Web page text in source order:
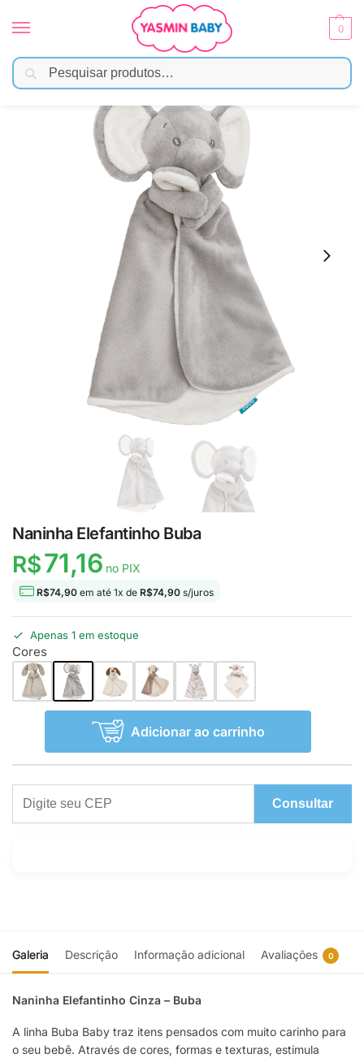
0
Início Brinquedos / Naninhas / Naninha Elefantinho Buba
Naninha Elefantinho Buba
R$71,16 no PIX
R$74,90 em até 1x de R$74,90 s/juros
Apenas 1 em estoque
Cores
Adicionar ao carrinho
Consultar
Galeria Descrição Informação adicional Avaliações 0
Naninha Elefantinho Cinza – Buba
A linha Buba Baby traz itens pensados com muito carinho para
o seu bebê. Através de cores, formas e texturas, estimula